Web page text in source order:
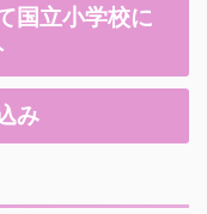
国立小学校に
み